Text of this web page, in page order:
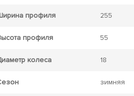
профиля 255
профиля 55
колеса 18
зимняя